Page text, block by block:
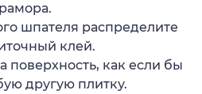
шпателя распределите
клей.
поверхность, как если бы
другую плитку.